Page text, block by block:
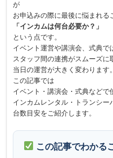
が
お申込みの際に最後に悩まれる
「インカムは何台必要か？」
という点です。
イベント運営や講演会、式典で
スタッフ間の連携がスムーズに
当日の運営が大きく変わります。
この記事では
イベント・講演会・式典などで
インカムレンタル・トランシー
台数目安をご紹介します。
この記事でわかる